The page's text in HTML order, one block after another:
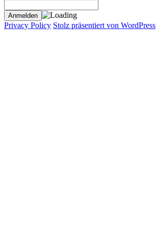
Privacy Policy Stolz präsentiert von WordPress